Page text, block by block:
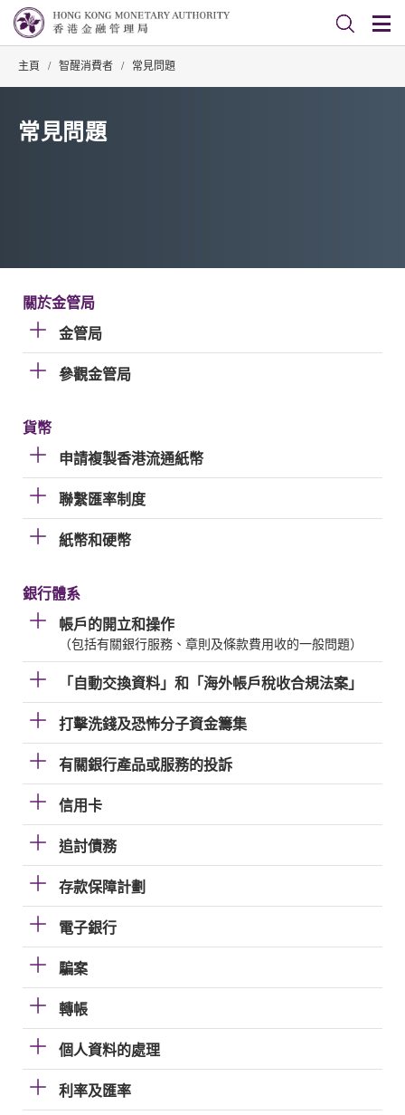
主頁 / 智醒消費者 / 常見問題
常見問題
關於金管局
金管局
參觀金管局
貨幣
申請複製香港流通紙幣
聯繫匯率制度
紙幣和硬幣
銀行體系
帳戶的開立和操作
（包括有關銀行服務、章則及條款費用收的一般問題）
「自動交換資料」和「海外帳戶稅收合規法案」
打擊洗錢及恐怖分子資金籌集
有關銀行產品或服務的投訴
信用卡
追討債務
存款保障計劃
電子銀行
騙案
轉帳
個人資料的處理
利率及匯率